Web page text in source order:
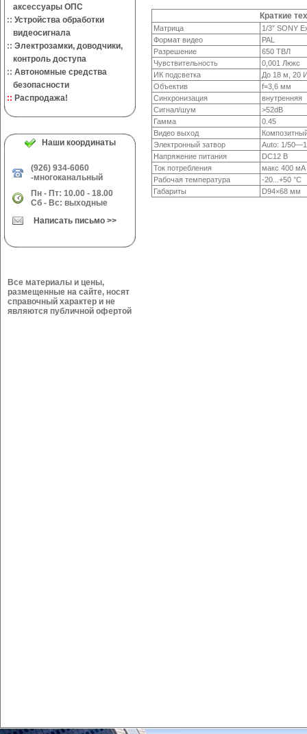
аксессуары ОПС
:: Устройства обработки
видеосигнала
:: Электрозамки, доводчики,
контроль доступа
:: Автономные средства
безопасности
:: Распродажа!
Наши координаты
(926) 934-6060
-многоканальный
Пн - Пт: 10.00 - 18.00
Сб - Вс: выходные
Написать письмо >>
Все материалы и цены,
размещенные на сайте, носят
справочный характер и не
являются публичной офертой
Краткие
Матрица
1/3″ SONY
Формат видео
PAL
Разрешение
650 ТВЛ
Чувствительность
0,001 Люкс
ИК подсветка
До 18 м, 20
Объектив
f=3,6 мм
Синхронизация
внутренняя
Сигнал/шум
>52dB
Гамма
0.45
Видео выход
Электронный затвор
Auto: 1/
Напряжение питания
DC12 В
Ток потребления
макс 400 мA
Рабочая температура
-20...+50 °С
Габариты
D94×68 мм